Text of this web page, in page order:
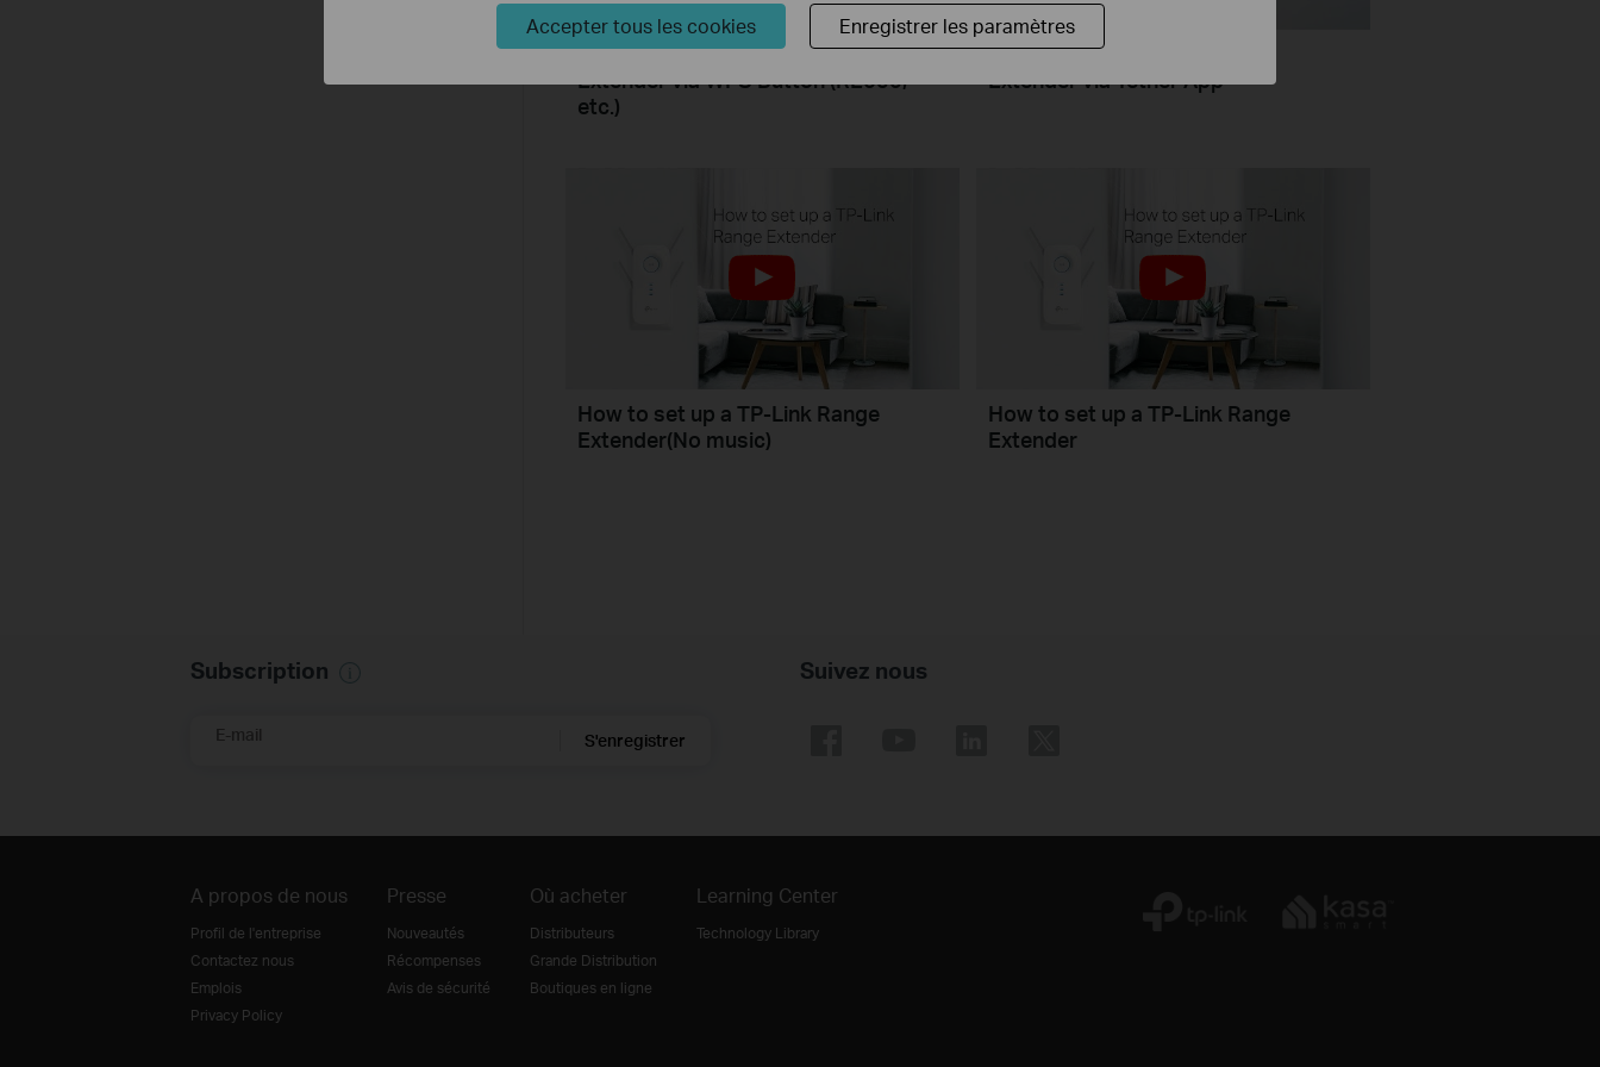
How to Set Up TP Link Range
Extender via WPS Button (RE650,
etc.)
How to Set Up TP Link Range
Extender via Tether App
How to set up a TP-Link Range
Extender(No music)
How to set up a TP-Link Range
Extender
Subscription
E-mail S'enregistrer
Suivez nous
A propos de nous
Profil de l'entreprise
Contactez nous
Emplois
Privacy Policy
Presse
Nouveautés
Récompenses
Avis de sécurité
Où acheter
Distributeurs
Grande Distribution
Boutiques en ligne
Learning Center
Technology Library
Accepter tous les cookies Enregistrer les paramètres